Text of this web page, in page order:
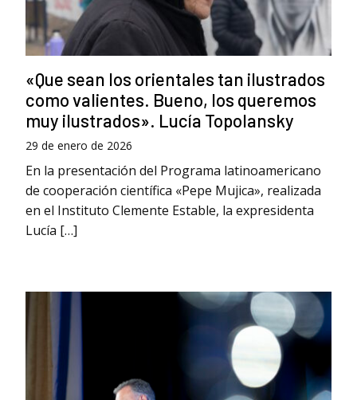
«Que sean los orientales tan ilustrados
como valientes. Bueno, los queremos
muy ilustrados». Lucía Topolansky
29 de enero de 2026
En la presentación del Programa latinoamericano
de cooperación científica «Pepe Mujica», realizada
en el Instituto Clemente Estable, la expresidenta
Lucía […]